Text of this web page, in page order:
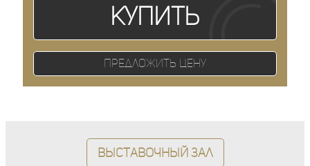
Купить
Предложить цену
Выставочный зал